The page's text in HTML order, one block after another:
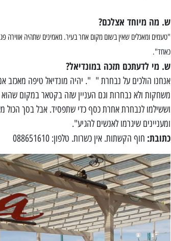
ש. מה מיוחד אצלכם?
"טעמים ומאכלים שאין בשום מקום אחר בעיר. מאמינים שתהיה אווירה
כאחד".
ש. מי לדעתכם תזכה במונדיאל?
אנחנו הולכים על נבחרת " ". יהיה מונדיאל טיפה מאכזב
משחקות ולא נבחרות וגם העניין שזה בקטאר במקום
וששילמו לנבחרת אחרת כסף כדי שתפסיד. אבל בסך הכול
ומעניינים שיגרמו לאנשים להגיע".
כתובת: חוף הקשתות. אין כשרות. טלפון: 088651610